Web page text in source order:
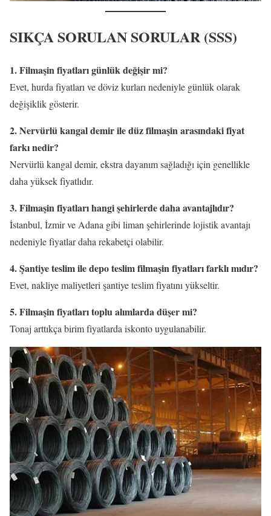
SIKÇA SORULAN SORULAR (SSS)
1. Filmaşin fiyatları günlük değişir mi?
Evet, hurda fiyatları ve döviz kurları nedeniyle günlük olarak
değişiklik gösterir.
2. Nervürlü kangal demir ile düz filmaşin arasındaki fiyat
farkı nedir?
Nervürlü kangal demir, ekstra dayanım sağladığı için genellikle
daha yüksek fiyatlıdır.
3. Filmaşin fiyatları hangi şehirlerde daha avantajlıdır?
İstanbul, İzmir ve Adana gibi liman şehirlerinde lojistik avantajı
nedeniyle fiyatlar daha rekabetçi olabilir.
4. Şantiye teslim ile depo teslim filmaşin fiyatları farklı mıdır?
Evet, nakliye maliyetleri şantiye teslim fiyatını yükseltir.
5. Filmaşin fiyatları toplu alımlarda düşer mi?
Tonaj arttıkça birim fiyatlarda iskonto uygulanabilir.